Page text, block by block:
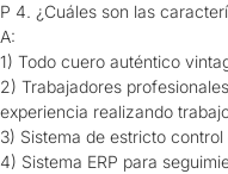
P 4. ¿Cuáles son las
A:
1) Todo cuero auténtico
2) Trabajadores
experiencia realizando
3) Sistema de estricto control
4) Sistema ERP para